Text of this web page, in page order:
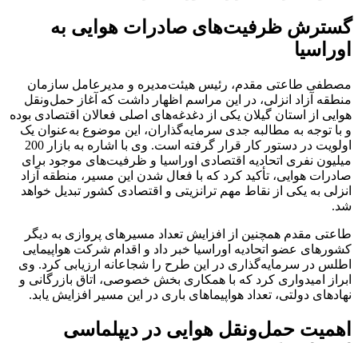
گسترش ظرفیت‌های صادرات هوایی به
اوراسیا
مصطفی طاعتی مقدم، رئیس هیئت‌مدیره و مدیرعامل سازمان
منطقه آزاد انزلی، در این مراسم اظهار داشت که آغاز حمل‌ونقل
هوایی از استان گیلان یکی از دغدغه‌های اصلی فعالان اقتصادی بوده
و با توجه به مطالبه جدی سرمایه‌گذاران، این موضوع به‌عنوان یک
اولویت در دستور کار قرار گرفته است. وی با اشاره به بازار 200
میلیون نفری اتحادیه اقتصادی اوراسیا و ظرفیت‌های موجود برای
صادرات هوایی، تأکید کرد که با فعال شدن این مسیر، منطقه آزاد
انزلی به یکی از نقاط مهم ترانزیتی و اقتصادی کشور تبدیل خواهد
شد.
طاعتی مقدم همچنین از افزایش تعداد مسیرهای پروازی به دیگر
کشورهای عضو اتحادیه اوراسیا خبر داد و اقدام شرکت هواپیمایی
اطلس در سرمایه‌گذاری در این طرح را شجاعانه ارزیابی کرد. وی
ابراز امیدواری کرد که با همکاری بخش خصوصی، اتاق بازرگانی و
نهادهای دولتی، تعداد هواپیماهای باری در این مسیر افزایش یابد.
اهمیت حمل‌ونقل هوایی در دیپلماسی